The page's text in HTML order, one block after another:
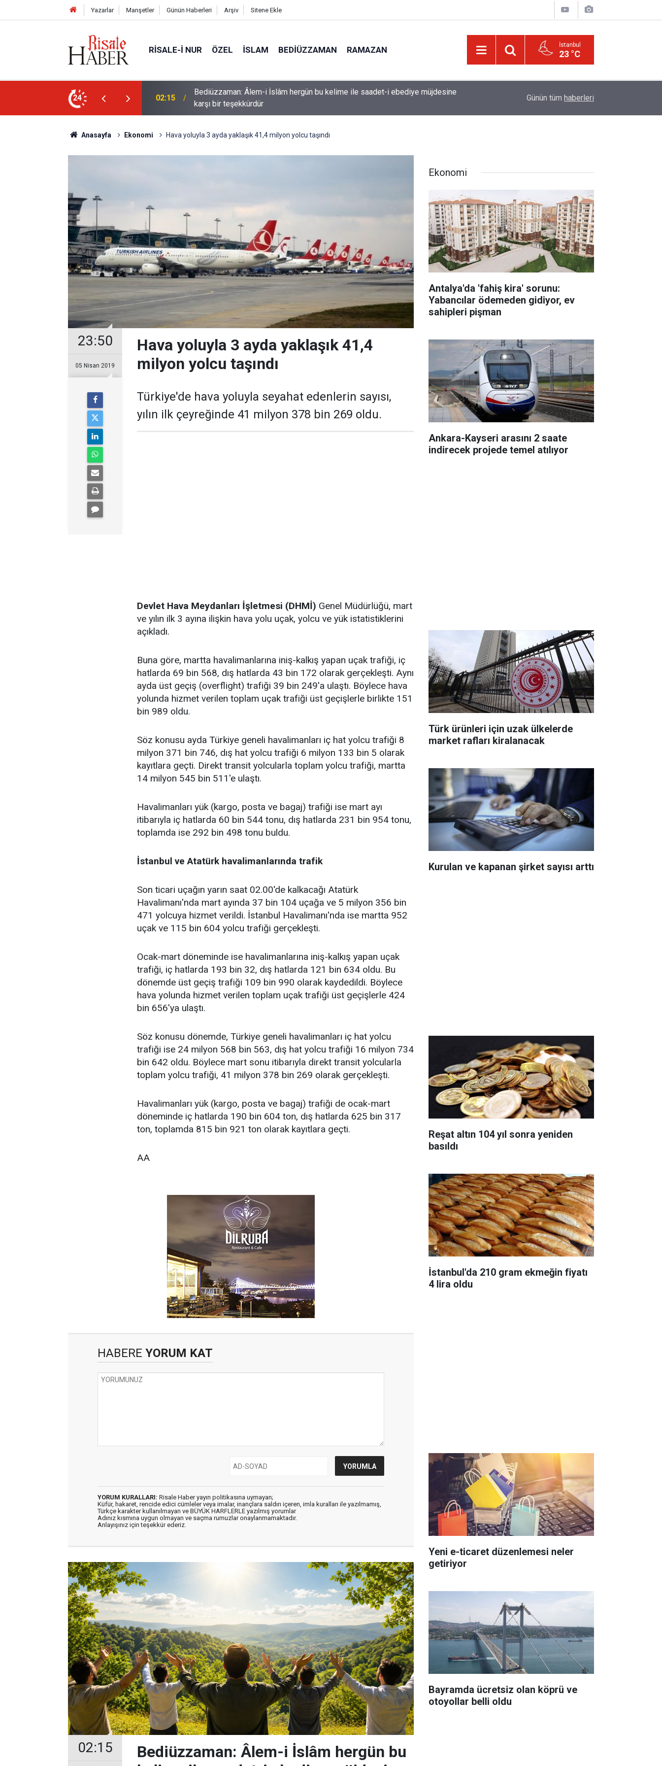
Yazarlar Manşetler Günün Haberleri Arşiv Sitene Ekle
RISALE-I NUR ÖZEL İSLAM BEDIÜZZAMAN RAMAZAN İstanbul
23 °C
24
bu kelime ile saadet-i ebediye müjdesine
01:45 Cimrilik etme ki, Allah da senden ihsanını kesmesin Bildirilmedi mi ki insan için, kendi çalıştığından
Günün tüm haberleri
Anasayfa Ekonomi Hava yoluyla 3 ayda yaklaşık 41,4 milyon yolcu taşındı
23:50
05 Nisan 2019
Hava yoluyla 3 ayda yaklaşık 41,4
milyon yolcu taşındı
Türkiye'de hava yoluyla seyahat edenlerin sayısı,
yılın ilk çeyreğinde 41 milyon 378 bin 269 oldu.
Devlet Hava Meydanları İşletmesi (DHMİ) Genel Müdürlüğü, mart
ve yılın ilk 3 ayına ilişkin hava yolu uçak, yolcu ve yük istatistiklerini
açıkladı.
Buna göre, martta havalimanlarına iniş-kalkış yapan uçak trafiği, iç
hatlarda 69 bin 568, dış hatlarda 43 bin 172 olarak gerçekleşti. Aynı
ayda üst geçiş (overflight) trafiği 39 bin 249'a ulaştı. Böylece hava
yolunda hizmet verilen toplam uçak trafiği üst geçişlerle birlikte 151
bin 989 oldu.
Söz konusu ayda Türkiye geneli havalimanları iç hat yolcu trafiği 8
milyon 371 bin 746, dış hat yolcu trafiği 6 milyon 133 bin 5 olarak
kayıtlara geçti. Direkt transit yolcularla toplam yolcu trafiği, martta
14 milyon 545 bin 511'e ulaştı.
Havalimanları yük (kargo, posta ve bagaj) trafiği ise mart ayı
itibarıyla iç hatlarda 60 bin 544 tonu, dış hatlarda 231 bin 954 tonu,
toplamda ise 292 bin 498 tonu buldu.
İstanbul ve Atatürk havalimanlarında trafik
Son ticari uçağın yarın saat 02.00'de kalkacağı Atatürk
Havalimanı'nda mart ayında 37 bin 104 uçağa ve 5 milyon 356 bin
471 yolcuya hizmet verildi. İstanbul Havalimanı'nda ise martta 952
uçak ve 115 bin 604 yolcu trafiği gerçekleşti.
Ocak-mart döneminde ise havalimanlarına iniş-kalkış yapan uçak
trafiği, iç hatlarda 193 bin 32, dış hatlarda 121 bin 634 oldu. Bu
dönemde üst geçiş trafiği 109 bin 990 olarak kaydedildi. Böylece
hava yolunda hizmet verilen toplam uçak trafiği üst geçişlerle 424
bin 656'ya ulaştı.
Söz konusu dönemde, Türkiye geneli havalimanları iç hat yolcu
trafiği ise 24 milyon 568 bin 563, dış hat yolcu trafiği 16 milyon 734
bin 642 oldu. Böylece mart sonu itibarıyla direkt transit yolcularla
toplam yolcu trafiği, 41 milyon 378 bin 269 olarak gerçekleşti.
Havalimanları yük (kargo, posta ve bagaj) trafiği de ocak-mart
döneminde iç hatlarda 190 bin 604 ton, dış hatlarda 625 bin 317
ton, toplamda 815 bin 921 ton olarak kayıtlara geçti.
AA
HABERE YORUM KAT
YORUM KURALLARI: Risale Haber yayın politikasına uymayan;
Küfür, hakaret, rencide edici cümleler veya imalar, inançlara saldırı içeren, imla kuralları ile yazılmamış,
Türkçe karakter kullanılmayan ve BÜYÜK HARFLERLE yazılmış yorumlar
Adınız kısmına uygun olmayan ve saçma rumuzlar onaylanmamaktadır.
Anlayışınız için teşekkür ederiz.
02:15
Bediüzzaman: Âlem-i İslâm hergün bu
Ekonomi
Antalya'da 'fahiş kira' sorunu:
Yabancılar ödemeden gidiyor, ev
sahipleri pişman
Ankara-Kayseri arasını 2 saate
indirecek projede temel atılıyor
Türk ürünleri için uzak ülkelerde
market rafları kiralanacak
Kurulan ve kapanan şirket sayısı arttı
Reşat altın 104 yıl sonra yeniden
basıldı
İstanbul'da 210 gram ekmeğin fiyatı
4 lira oldu
Yeni e-ticaret düzenlemesi neler
getiriyor
Bayramda ücretsiz olan köprü ve
otoyollar belli oldu